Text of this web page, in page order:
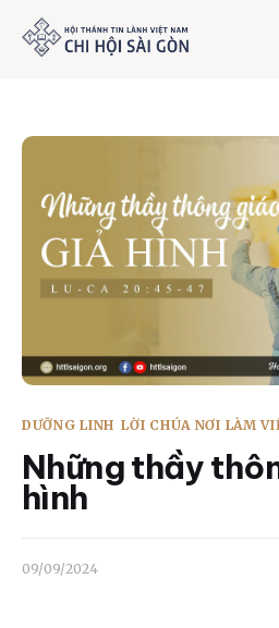
Giới thiệu
Dưỡng Linh
Bản tin
Mục vụ
Liên hệ
DƯỠNG LINH LỜI CHÚA NƠI LÀM
Những thầy
hình
09/09/2024